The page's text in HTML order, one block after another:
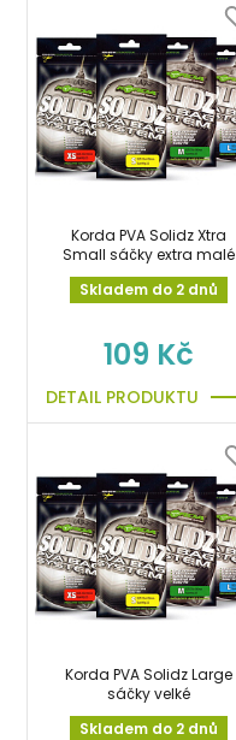
Korda PVA Solidz Xtra
Small sáčky extra malé
Skladem do 2 dnů
109 Kč
DETAIL PRODUKTU
Korda PVA Solidz Large
sáčky velké
Skladem do 2 dnů